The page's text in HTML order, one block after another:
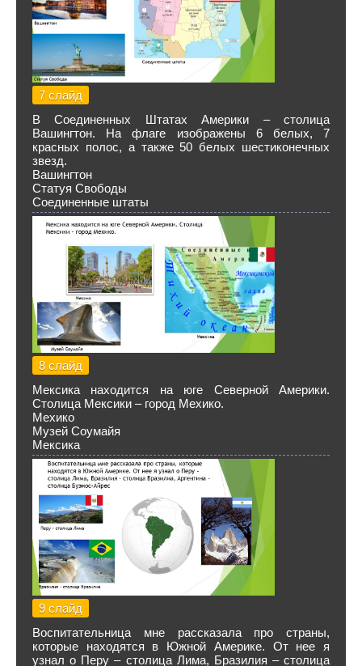
7 слайд
В Соединенных Штатах Америки – столица
Вашингтон. На флаге изображены 6 белых, 7
красных полос, а также 50 белых шестиконечных
звезд.
Вашингтон
Статуя Свободы
Соединенные штаты
8 слайд
Мексика находится на юге Северной Америки.
Столица Мексики – город Мехико.
Мехико
Музей Соумайя
Мексика
9 слайд
Воспитательница мне рассказала про страны,
которые находятся в Южной Америке. От нее я
узнал о Перу – столица Лима, Бразилия – столица